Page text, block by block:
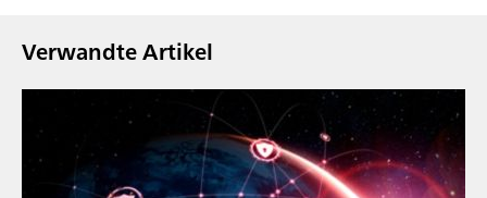
Verwandte Artikel